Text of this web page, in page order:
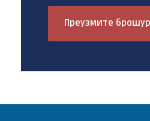
Преузмите